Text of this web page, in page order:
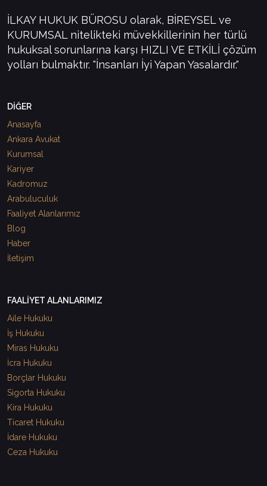
İLKAY HUKUK BÜROSU olarak, BİREYSEL ve
KURUMSAL nitelikteki müvekkillerinin her türlü
hukuksal sorunlarına karşı HIZLI VE ETKİLİ çözüm
yolları bulmaktır. "İnsanları İyi Yapan Yasalardır."
DİĞER
Anasayfa
Ankara Avukat
Kurumsal
Kariyer
Kadromuz
Arabuluculuk
Faaliyet Alanlarımız
Blog
Haber
İletişim
FAALİYET ALANLARIMIZ
Aile Hukuku
İş Hukuku
Miras Hukuku
İcra Hukuku
Borçlar Hukuku
Sigorta Hukuku
Kira Hukuku
Ticaret Hukuku
İdare Hukuku
Ceza Hukuku